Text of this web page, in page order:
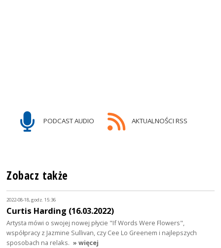
PODCAST AUDIO AKTUALNOŚCI RSS
Zobacz także
2022-08-18, godz. 15:36
Curtis Harding (16.03.2022)
Artysta mówi o swojej nowej płycie "If Words Were Flowers",
współpracy z Jazmine Sullivan, czy Cee Lo Greenem i najlepszych
sposobach na relaks. » więcej